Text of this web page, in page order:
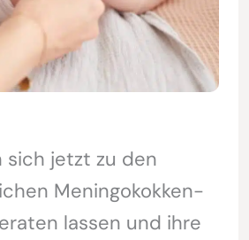
sich jetzt zu den
Meningokokken-
lassen und ihre